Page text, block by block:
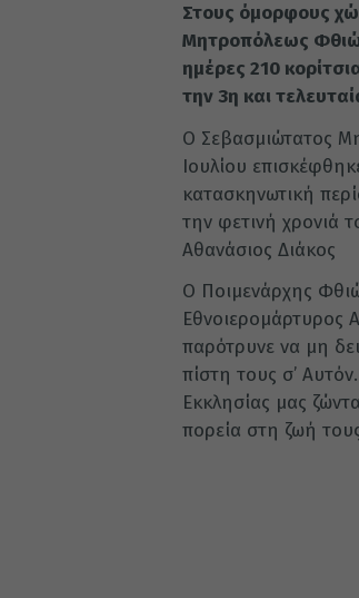
Στους όμορφους
Μητροπόλεως
ημέρες 210
την 3η και
Ο Σεβασμιώτατος
Ιουλίου
κατασκηνωτική
την φετινή χρονιά
Αθανάσιος Διάκος
Ο Ποιμενάρχης
Εθνοιερομάρτυρος
παρότρυνε να μη
πίστη τους σ’
Εκκλησίας μας
πορεία στη ζωή